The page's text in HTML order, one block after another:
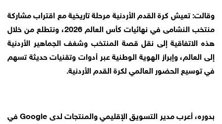
وقالت: تعيش كرة القدم الأردنية مرحلة تاريخية مع اقتراب مشاركة
منتخب النشامى في نهائيات كأس العالم 2026، ونتطلع من خلال
هذه الاتفاقية إلى نقل قصة المنتخب وشغف الجماهير الأردنية
إلى العالم، وإبراز الهوية الوطنية عبر أدوات وتقنيات حديثة تسهم
في توسيع الحضور العالمي لكرة القدم الأردنية.
بدوره، أعرب مدير التسويق الإقليمي والمنتجات لدى Google في